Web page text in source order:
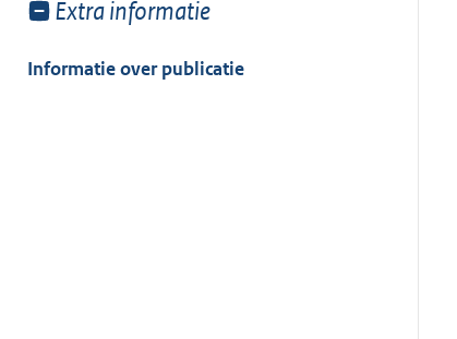
Toon
van:
Extra informatie
Informatie over publicatie